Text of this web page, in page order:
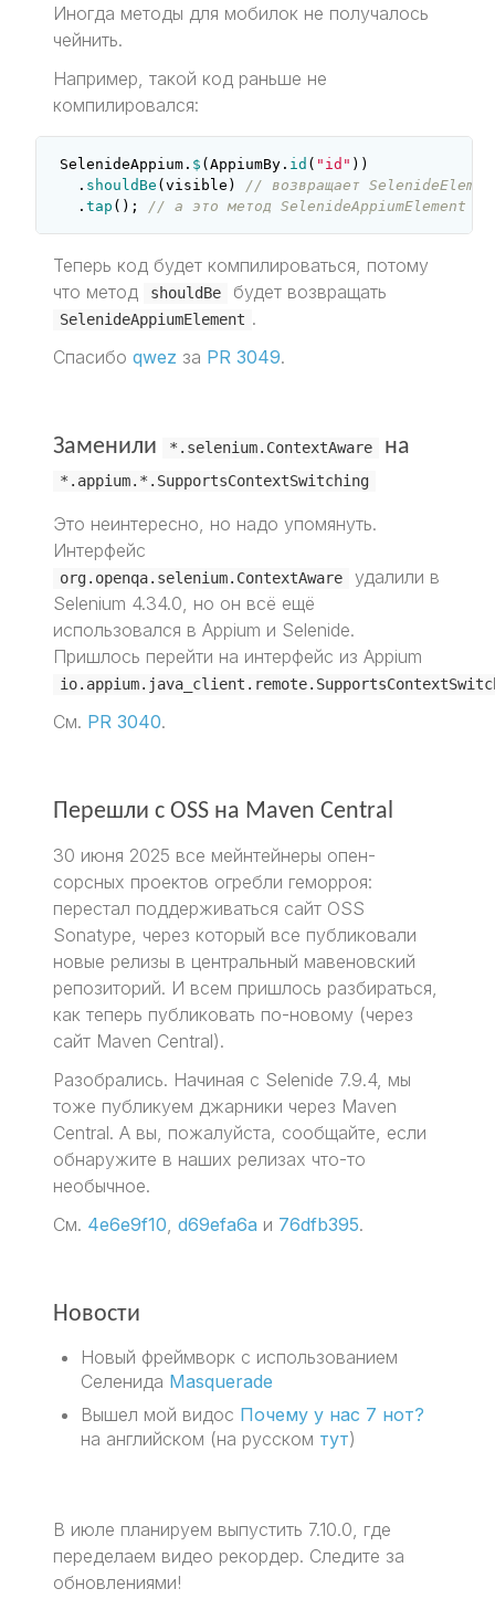
Иногда методы для мобилок не получалось
чейнить.
Например, такой код раньше не
компилировался:
SelenideAppium . $ (AppiumBy . id ( "id" ))
. shouldBe (visible )
// возвращает
.tap (); // а это метод SelenideAppiumElement
Теперь код будет компилироваться, потому
что метод
shouldBe будет возвращать
SelenideAppiumElement .
Спасибоqwez за PR 3049.
Заменили *.selenium.ContextAware на
*.appium.*.SupportsContextSwitching
Это неинтересно, но надо упомянуть.
Интерфейс
org.openqa.selenium.ContextAware
удалили в
Selenium 4.34.0, но он всё ещё
использовался в Appium и Selenide.
Пришлось перейти на интерфейс из Appium
См. PR 3040.
Перешли с OSS на Maven Central
30 июня 2025 все мейнтейнеры опен-
сорсных проектов огребли геморроя:
перестал поддерживаться сайт OSS
Sonatype, через который все публиковали
новые релизы в центральный мавеновский
репозиторий. И всем пришлось разбираться,
как теперь публиковать по-новому (через
сайт Maven Central).
Разобрались. Начиная с Selenide 7.9.4, мы
тоже публикуем джарники через Maven
Central. А вы, пожалуйста, сообщайте, если
обнаружите в наших релизах что-то
необычное.
См. 4e6e9f10,d69efa6a и 76dfb395.
Новости
Новый фреймворк с использованием
Селенида Masquerade
Вышел мой видос Почему у нас 7 нот?
на английском (на русском тут)
В июле планируем выпустить 7.10.0, где
переделаем видео рекордер. Следите за
обновлениями!